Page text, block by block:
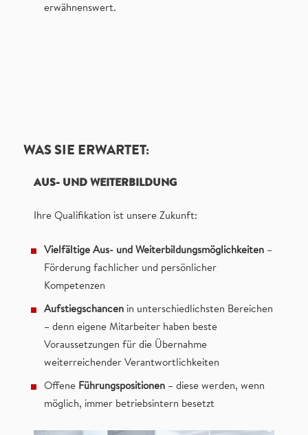
erwähnenswert.
WAS SIE ERWARTET:
AUS- UND WEITERBILDUNG
Ihre Qualifikation ist unsere Zukunft:
Vielfältige Aus- und Weiterbildungsmöglichkeiten –
Förderung fachlicher und persönlicher
Kompetenzen
Aufstiegschancen in unterschiedlichsten Bereichen
– denn eigene Mitarbeiter haben beste
Voraussetzungen für die Übernahme
weiterreichender Verantwortlichkeiten
Offene Führungspositionen – diese werden, wenn
möglich, immer betriebsintern besetzt